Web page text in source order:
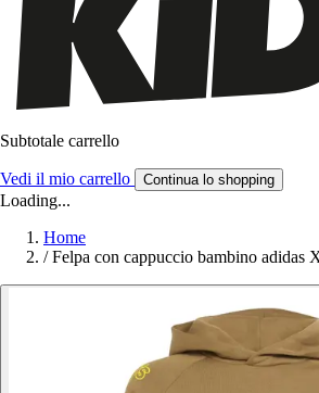
Subtotale carrello
Vedi il mio carrello Continua lo shopping
Loading...
Home
/ Felpa con cappuccio bambino adidas